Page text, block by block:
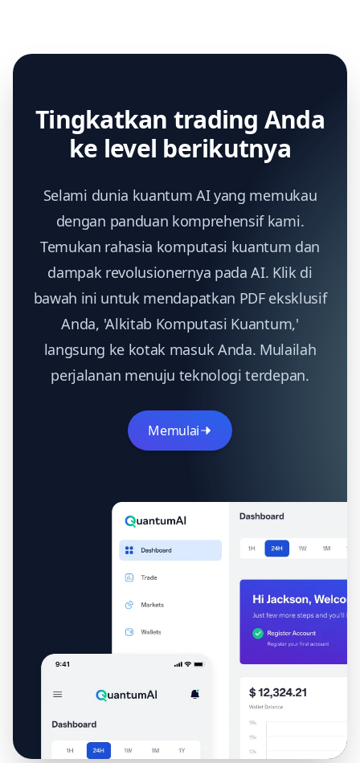
Tingkatkan trading Anda
ke level berikutnya
Selami dunia kuantum AI yang memukau
dengan panduan komprehensif kami.
Temukan rahasia komputasi kuantum dan
dampak revolusionernya pada AI. Klik di
bawah ini untuk mendapatkan PDF eksklusif
Anda, 'Alkitab Komputasi Kuantum,'
langsung ke kotak masuk Anda. Mulailah
perjalanan menuju teknologi terdepan.
Memulai